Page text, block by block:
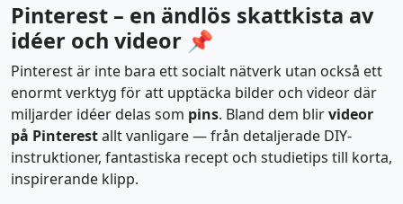
Pinterest – en ändlös skattkista av
idéer och videor 📌
Pinterest är inte bara ett socialt nätverk utan också ett
enormt verktyg för att upptäcka bilder och videor där
miljarder idéer delas som pins. Bland dem blirvideor
på Pinterestallt vanligare — från detaljerade DIY-
instruktioner, fantastiska recept och studietips till korta,
inspirerande klipp.